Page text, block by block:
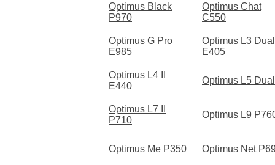
Optimus Black
P970
Optimus Chat
C550
Optimus G Pro
E985
Optimus L3 Dual
E405
Optimus L4 II
E440
Optimus L5 Dual
Optimus L7 II
P710
Optimus L9
Optimus Me P350 Optimus Net